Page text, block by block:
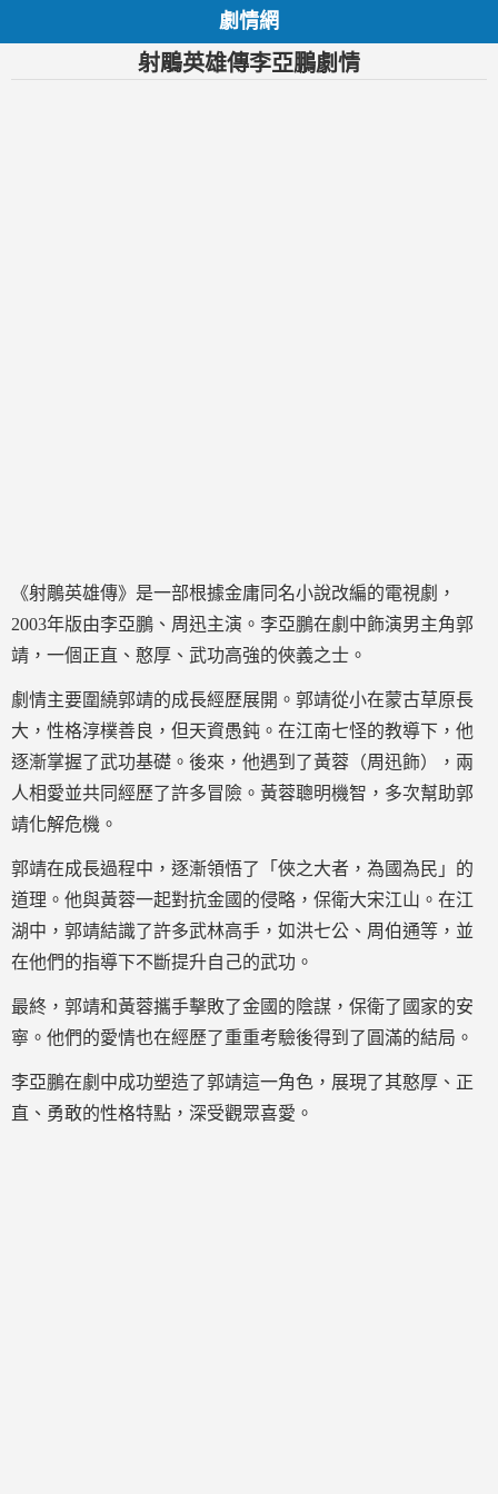
劇情網
射鵰英雄傳李亞鵬劇情
《射鵰英雄傳》是一部根據金庸同名小說改編的電視劇，
2003年版由李亞鵬、周迅主演。李亞鵬在劇中飾演男主角郭
靖，一個正直、憨厚、武功高強的俠義之士。
劇情主要圍繞郭靖的成長經歷展開。郭靖從小在蒙古草原長
大，性格淳樸善良，但天資愚鈍。在江南七怪的教導下，他
逐漸掌握了武功基礎。後來，他遇到了黃蓉（周迅飾），兩
人相愛並共同經歷了許多冒險。黃蓉聰明機智，多次幫助郭
靖化解危機。
郭靖在成長過程中，逐漸領悟了「俠之大者，為國為民」的
道理。他與黃蓉一起對抗金國的侵略，保衛大宋江山。在江
湖中，郭靖結識了許多武林高手，如洪七公、周伯通等，並
在他們的指導下不斷提升自己的武功。
最終，郭靖和黃蓉攜手擊敗了金國的陰謀，保衛了國家的安
寧。他們的愛情也在經歷了重重考驗後得到了圓滿的結局。
李亞鵬在劇中成功塑造了郭靖這一角色，展現了其憨厚、正
直、勇敢的性格特點，深受觀眾喜愛。